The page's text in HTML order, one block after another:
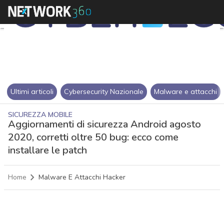
Ultimi articoli Cybersecurity Nazionale Malware e attacchi
SICUREZZA MOBILE
Aggiornamenti di sicurezza Android agosto
2020, corretti oltre 50 bug: ecco come
installare le patch
Home Malware E Attacchi Hacker